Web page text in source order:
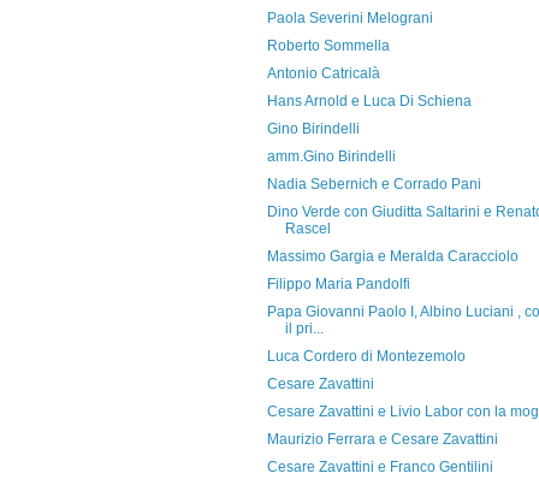
Paola Severini Melograni
Roberto Sommella
Antonio Catricalà
Hans Arnold e Luca Di Schiena
Gino Birindelli
amm.Gino Birindelli
Nadia Sebernich e Corrado Pani
Dino Verde con Giuditta Saltarini e
Rascel
Massimo Gargia e Meralda Caracciolo
Filippo Maria Pandolfi
Papa Giovanni Paolo I, Albino Luciani ,
il pri...
Luca Cordero di Montezemolo
Cesare Zavattini
Cesare Zavattini e Livio Labor con la
Maurizio Ferrara e Cesare Zavattini
Cesare Zavattini e Franco Gentilini